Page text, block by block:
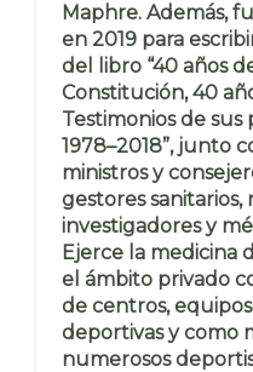
Maphre. Además,
en 2019 para
del libro “40 años
Constitución, 40
Testimonios de sus
1978–2018”, junto
ministros y
gestores sanitarios,
investigadores y
Ejerce la medicina
el ámbito privado
de centros,
deportivas y como
numerosos